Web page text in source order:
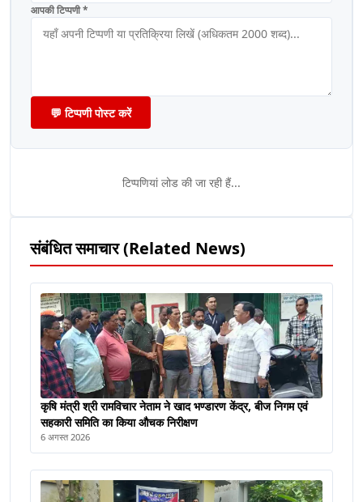
आपकी टिप्पणी *
💬 टिप्पणी पोस्ट करें
टिप्पणियां लोड की जा रही हैं...
संबंधित समाचार (Related News)
कृषि मंत्री श्री रामविचार नेताम ने खाद भण्डारण केंद्र, बीज निगम एवं
सहकारी समिति का किया औचक निरीक्षण
6 अगस्त 2026